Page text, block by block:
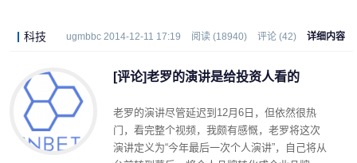
科技 ugmbbc 2014-12-11 17:19 阅读 (18940) 评论 (42) 详细内容
[评论]老罗的演讲是给投资人看的
老罗的演讲尽管延迟到12月6日，但依然很热
门，看完整个视频，我颇有感慨，老罗将这次
演讲定义为“今年最后一次个人演讲”，自己将从